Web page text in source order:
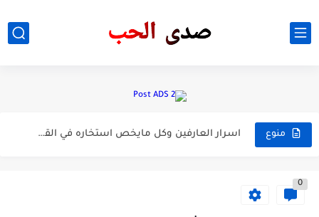
منوع
0